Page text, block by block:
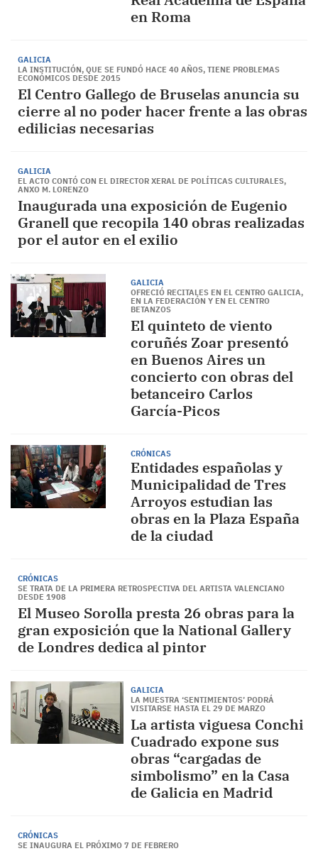
en Roma
GALICIA
LA INSTITUCIÓN, QUE SE FUNDÓ HACE 40 AÑOS, TIENE PROBLEMAS
ECONÓMICOS DESDE 2015
El Centro Gallego de Bruselas anuncia su
cierre al no poder hacer frente a las obras
edilicias necesarias
GALICIA
EL ACTO CONTÓ CON EL DIRECTOR XERAL DE POLÍTICAS CULTURALES,
ANXO M. LORENZO
Inaugurada una exposición de Eugenio
Granell que recopila 140 obras realizadas
por el autor en el exilio
GALICIA
OFRECIÓ RECITALES EN EL CENTRO GALICIA,
EN LA FEDERACIÓN Y EN EL CENTRO
BETANZOS
El quinteto de viento
coruñés Zoar presentó
en Buenos Aires un
concierto con obras del
betanceiro Carlos
García-Picos
CRÓNICAS
Entidades españolas y
Municipalidad de Tres
Arroyos estudian las
obras en la Plaza España
de la ciudad
CRÓNICAS
SE TRATA DE LA PRIMERA RETROSPECTIVA DEL ARTISTA VALENCIANO
DESDE 1908
El Museo Sorolla presta 26 obras para la
gran exposición que la National Gallery
de Londres dedica al pintor
GALICIA
LA MUESTRA ‘SENTIMIENTOS’ PODRÁ
VISITARSE HASTA EL 29 DE MARZO
La artista viguesa Conchi
Cuadrado expone sus
obras “cargadas de
simbolismo” en la Casa
de Galicia en Madrid
CRÓNICAS
SE INAUGURA EL PRÓXIMO 7 DE FEBRERO